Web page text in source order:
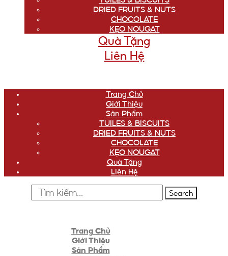
DRIED FRUITS & NUTS
CHOCOLATE
KẸO NOUGAT
Quà Tặng
Liên Hệ
Trang Chủ
Giới Thiệu
Sản Phẩm
TUILES & BISCUITS
DRIED FRUITS & NUTS
CHOCOLATE
KẸO NOUGAT
Quà Tặng
Liên Hệ
Search
Trang Chủ
Giới Thiệu
Sản Phẩm